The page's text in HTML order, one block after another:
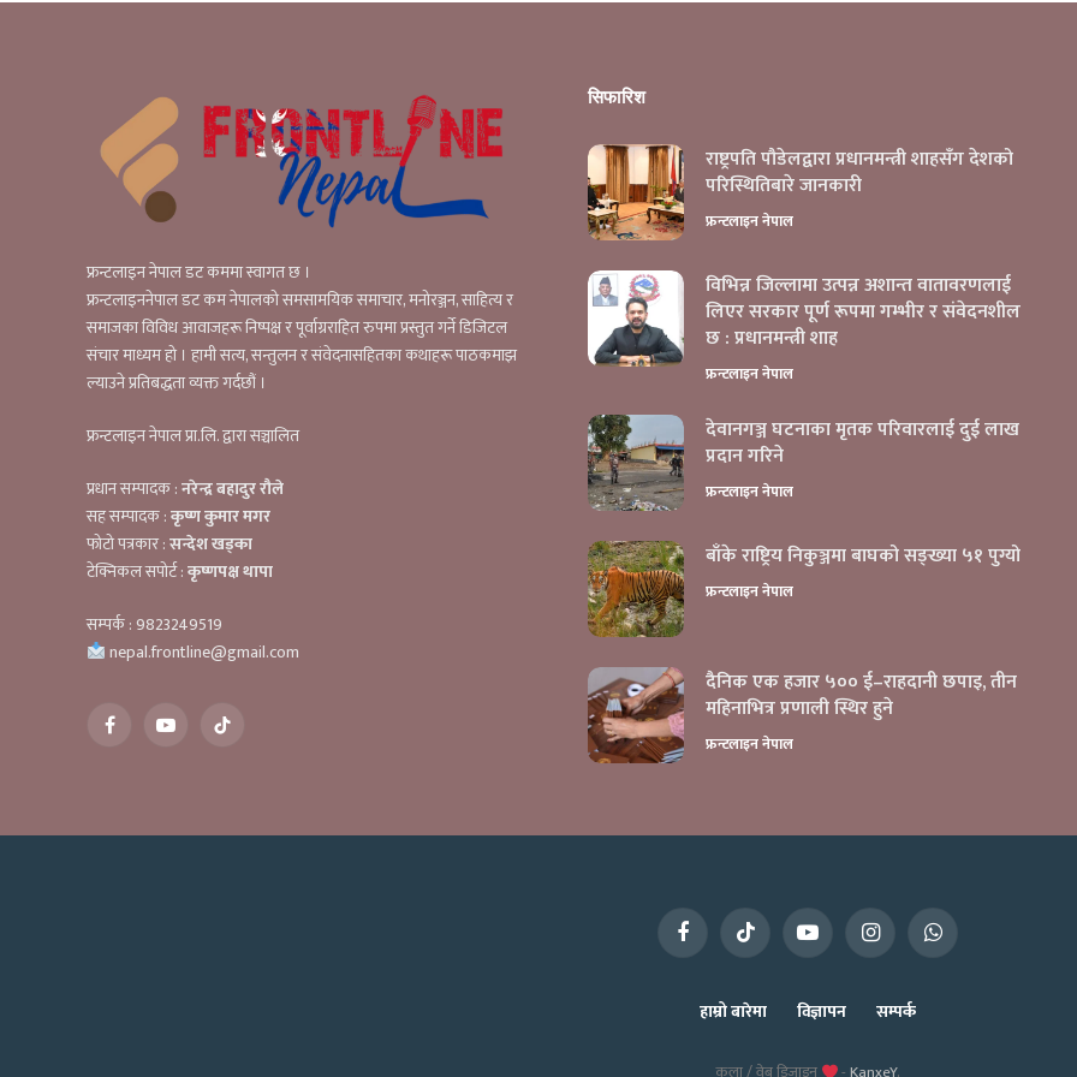
फ्रन्टलाइन नेपाल डट कममा स्वागत छ ।
फ्रन्टलाइननेपाल डट कम नेपालको समसामयिक समाचार, मनोरञ्जन, साहित्य र
समाजका विविध आवाजहरू निष्पक्ष र पूर्वाग्रराहित रुपमा प्रस्तुत गर्ने डिजिटल
संचार माध्यम हो । हामी सत्य, सन्तुलन र संवेदनासहितका कथाहरू पाठकमाझ
ल्याउने प्रतिबद्धता व्यक्त गर्दछौं ।
फ्रन्टलाइन नेपाल प्रा.लि. द्वारा सञ्चालित
प्रधान सम्पादक :नरेन्द्र बहादुर रौले
सह सम्पादक :कृष्ण कुमार मगर
फोटो पत्रकार :सन्देश खड्का
टेक्निकल सपोर्ट :कृष्णपक्ष थापा
सम्पर्क : 9823249519
nepal.frontline@gmail.com
FacebookYouTubeTikTok
सिफारिश
राष्ट्रपति पौडेलद्वारा प्रधानमन्त्री शाहसँग देशको
परिस्थितिबारे जानकारी
फ्रन्टलाइन नेपाल
विभिन्न जिल्लामा उत्पन्न अशान्त वातावरणलाई
लिएर सरकार पूर्ण रूपमा गम्भीर र संवेदनशील
छ : प्रधानमन्त्री शाह
फ्रन्टलाइन नेपाल
देवानगञ्ज घटनाका मृतक परिवारलाई दुई लाख
प्रदान गरिने
फ्रन्टलाइन नेपाल
बाँके राष्ट्रिय निकुञ्जमा बाघको सङ्ख्या ५१ पुग्यो
फ्रन्टलाइन नेपाल
दैनिक एक हजार ५०० ई–राहदानी छपाइ, तीन
महिनाभित्र प्रणाली स्थिर हुने
फ्रन्टलाइन नेपाल
बाँके राष्ट्रिय निकुञ्जमा बाघको सङ्ख्या ५१ पुग्यो
FacebookTikTok YouTubeInstagramWhatsApp
हाम्रो बारेमा विज्ञापन सम्पर्क